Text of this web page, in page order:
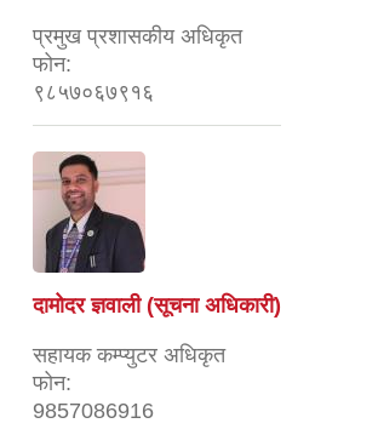
प्रमुख प्रशासकीय अधिकृत
फोन:
९८५७०६७९१६
दामोदर ज्ञवाली (सूचना अधिकारी)
सहायक कम्प्युटर अधिकृत
फोन:
9857086916